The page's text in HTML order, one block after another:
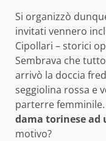
Si organizzò
invitati vennero
Cipollari – storici
Sembrava che
arrivò la doccia
seggiolina rossa e
parterre femminile.
dama torinese ad
motivo?